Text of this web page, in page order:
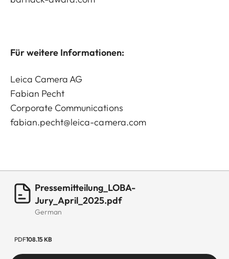
Für weitere Informationen:
Leica Camera AG
Fabian Pecht
Corporate Communications
fabian.pecht@leica-camera.com
Pressemitteilung_LOBA-
Jury_April_2025.pdf
German
PDF108.15 KB